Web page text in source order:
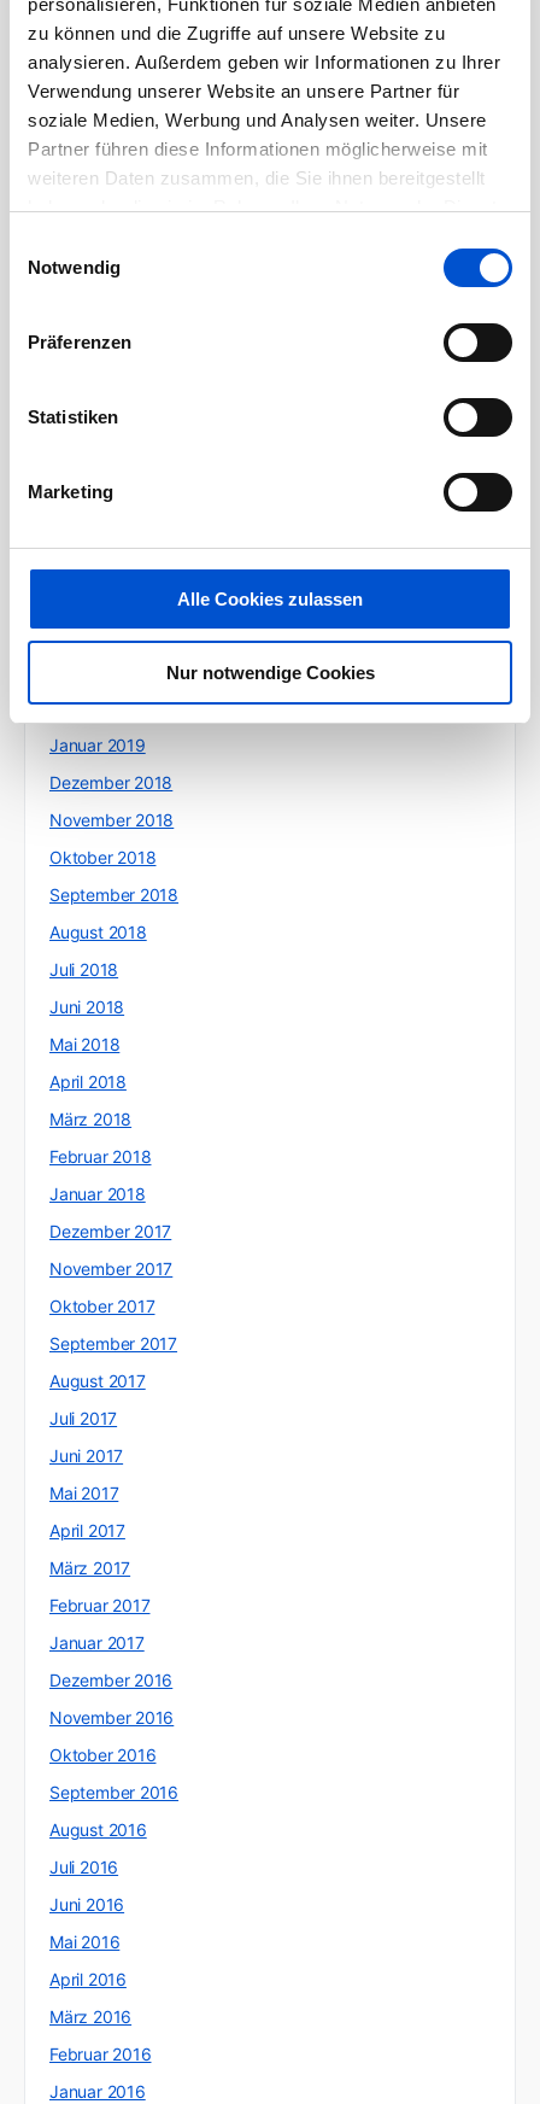
zu können und die Zugriffe auf unsere Website zu
analysieren. Außerdem geben wir Informationen zu Ihrer
Verwendung unserer Website an unsere Partner für
soziale Medien, Werbung und Analysen weiter. Unsere
Partner führen diese Informationen möglicherweise mit
weiteren Daten zusammen, die Sie ihnen bereitgestellt
haben oder die sie im Rahmen Ihrer Nutzung der Dienste
Notwendig
Präferenzen
Statistiken
Marketing
Alle Cookies zulassen
Nur notwendige Cookies
August 2020
Juli 2020
Juni 2020
Mai 2020
April 2020
Februar 2020
Dezember 2019
Oktober 2019
August 2019
April 2019
Februar 2019
Januar 2019
Dezember 2018
November 2018
Oktober 2018
September 2018
August 2018
Juli 2018
Juni 2018
Mai 2018
April 2018
März 2018
Februar 2018
Januar 2018
Dezember 2017
November 2017
Oktober 2017
September 2017
August 2017
Juli 2017
Juni 2017
Mai 2017
April 2017
März 2017
Februar 2017
Januar 2017
Dezember 2016
November 2016
Oktober 2016
September 2016
August 2016
Juli 2016
Juni 2016
Mai 2016
April 2016
März 2016
Februar 2016
Januar 2016